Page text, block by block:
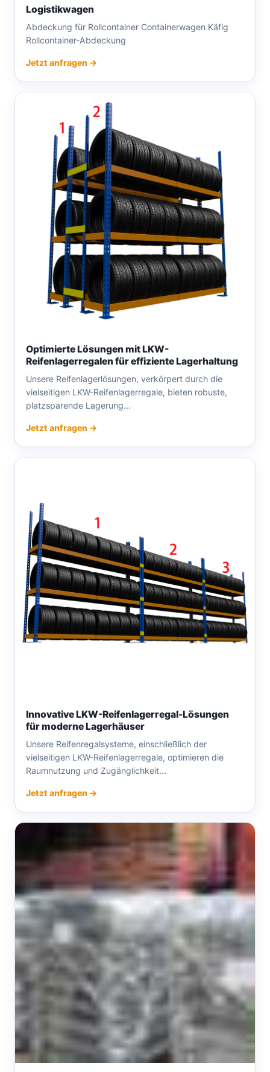
Logistikwagen
Abdeckung für Rollcontainer Containerwagen Käfig
Rollcontainer-Abdeckung
Jetzt anfragen →
Optimierte Lösungen mit LKW-
Reifenlagerregalen für effiziente Lagerhaltung
Unsere Reifenlagerlösungen, verkörpert durch die
vielseitigen LKW-Reifenlagerregale, bieten robuste,
platzsparende Lagerung...
Jetzt anfragen →
Innovative LKW-Reifenlagerregal-Lösungen
für moderne Lagerhäuser
Unsere Reifenregalsysteme, einschließlich der
vielseitigen LKW-Reifenlagerregale, optimieren die
Raumnutzung und Zugänglichkeit...
Jetzt anfragen →